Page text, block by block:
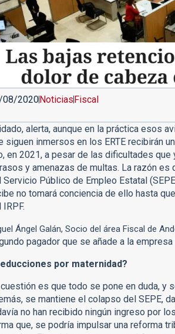
08/2020NoticiasFiscal
alerta, aunque en la práctica esos
siguen inmersos en los ERTE recibirán
en 2021, a pesar de las dificultades
y amenazas de multas. La razón es
Servicio Público de Empleo Estatal
no tomará conciencia de ello hasta
IRPF.
Ángel Galán, Socio del área Fiscal de
pagador que se añade a la
por maternidad?
es que todo se pone en duda, y
se mantiene el colapso del SEPE,
no han recibido ningún ingreso por
que, se podría impulsar una reforma